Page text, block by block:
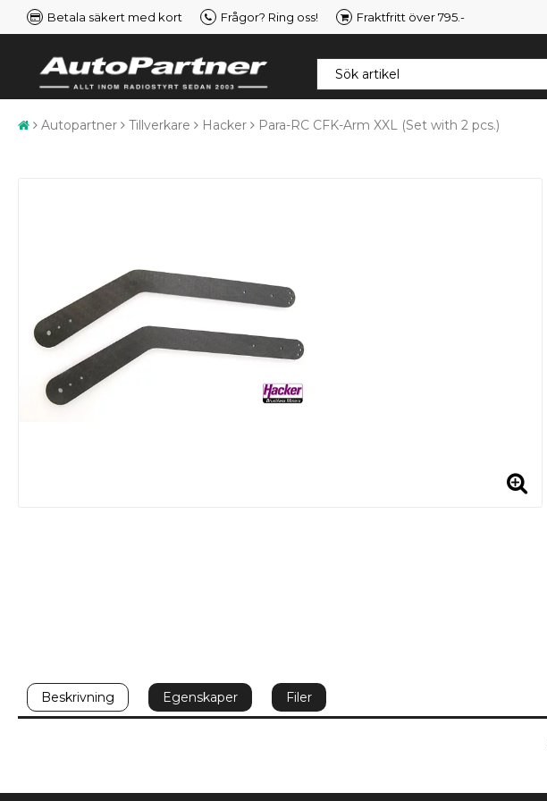
Betala säkert med kort Frågor? Ring oss! Fraktfritt över 795.-
Autopartner Tillverkare Hacker Para-RC CFK-Arm XXL (Set with 2 pcs.)
Beskrivning Egenskaper Filer